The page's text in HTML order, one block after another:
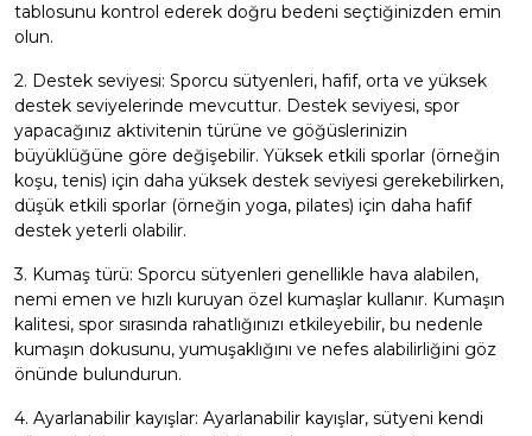
tablosunu kontrol ederek doğru bedeni seçtiğinizden emin
olun.
2. Destek seviyesi: Sporcu sütyenleri, hafif, orta ve yüksek
destek seviyelerinde mevcuttur. Destek seviyesi, spor
yapacağınız aktivitenin türüne ve göğüslerinizin
büyüklüğüne göre değişebilir. Yüksek etkili sporlar (örneğin
koşu, tenis) için daha yüksek destek seviyesi gerekebilirken,
düşük etkili sporlar (örneğin yoga, pilates) için daha hafif
destek yeterli olabilir.
3. Kumaş türü: Sporcu sütyenleri genellikle hava alabilen,
nemi emen ve hızlı kuruyan özel kumaşlar kullanır. Kumaşın
kalitesi, spor sırasında rahatlığınızı etkileyebilir, bu nedenle
kumaşın dokusunu, yumuşaklığını ve nefes alabilirliğini göz
önünde bulundurun.
4. Ayarlanabilir kayışlar: Ayarlanabilir kayışlar, sütyeni kendi